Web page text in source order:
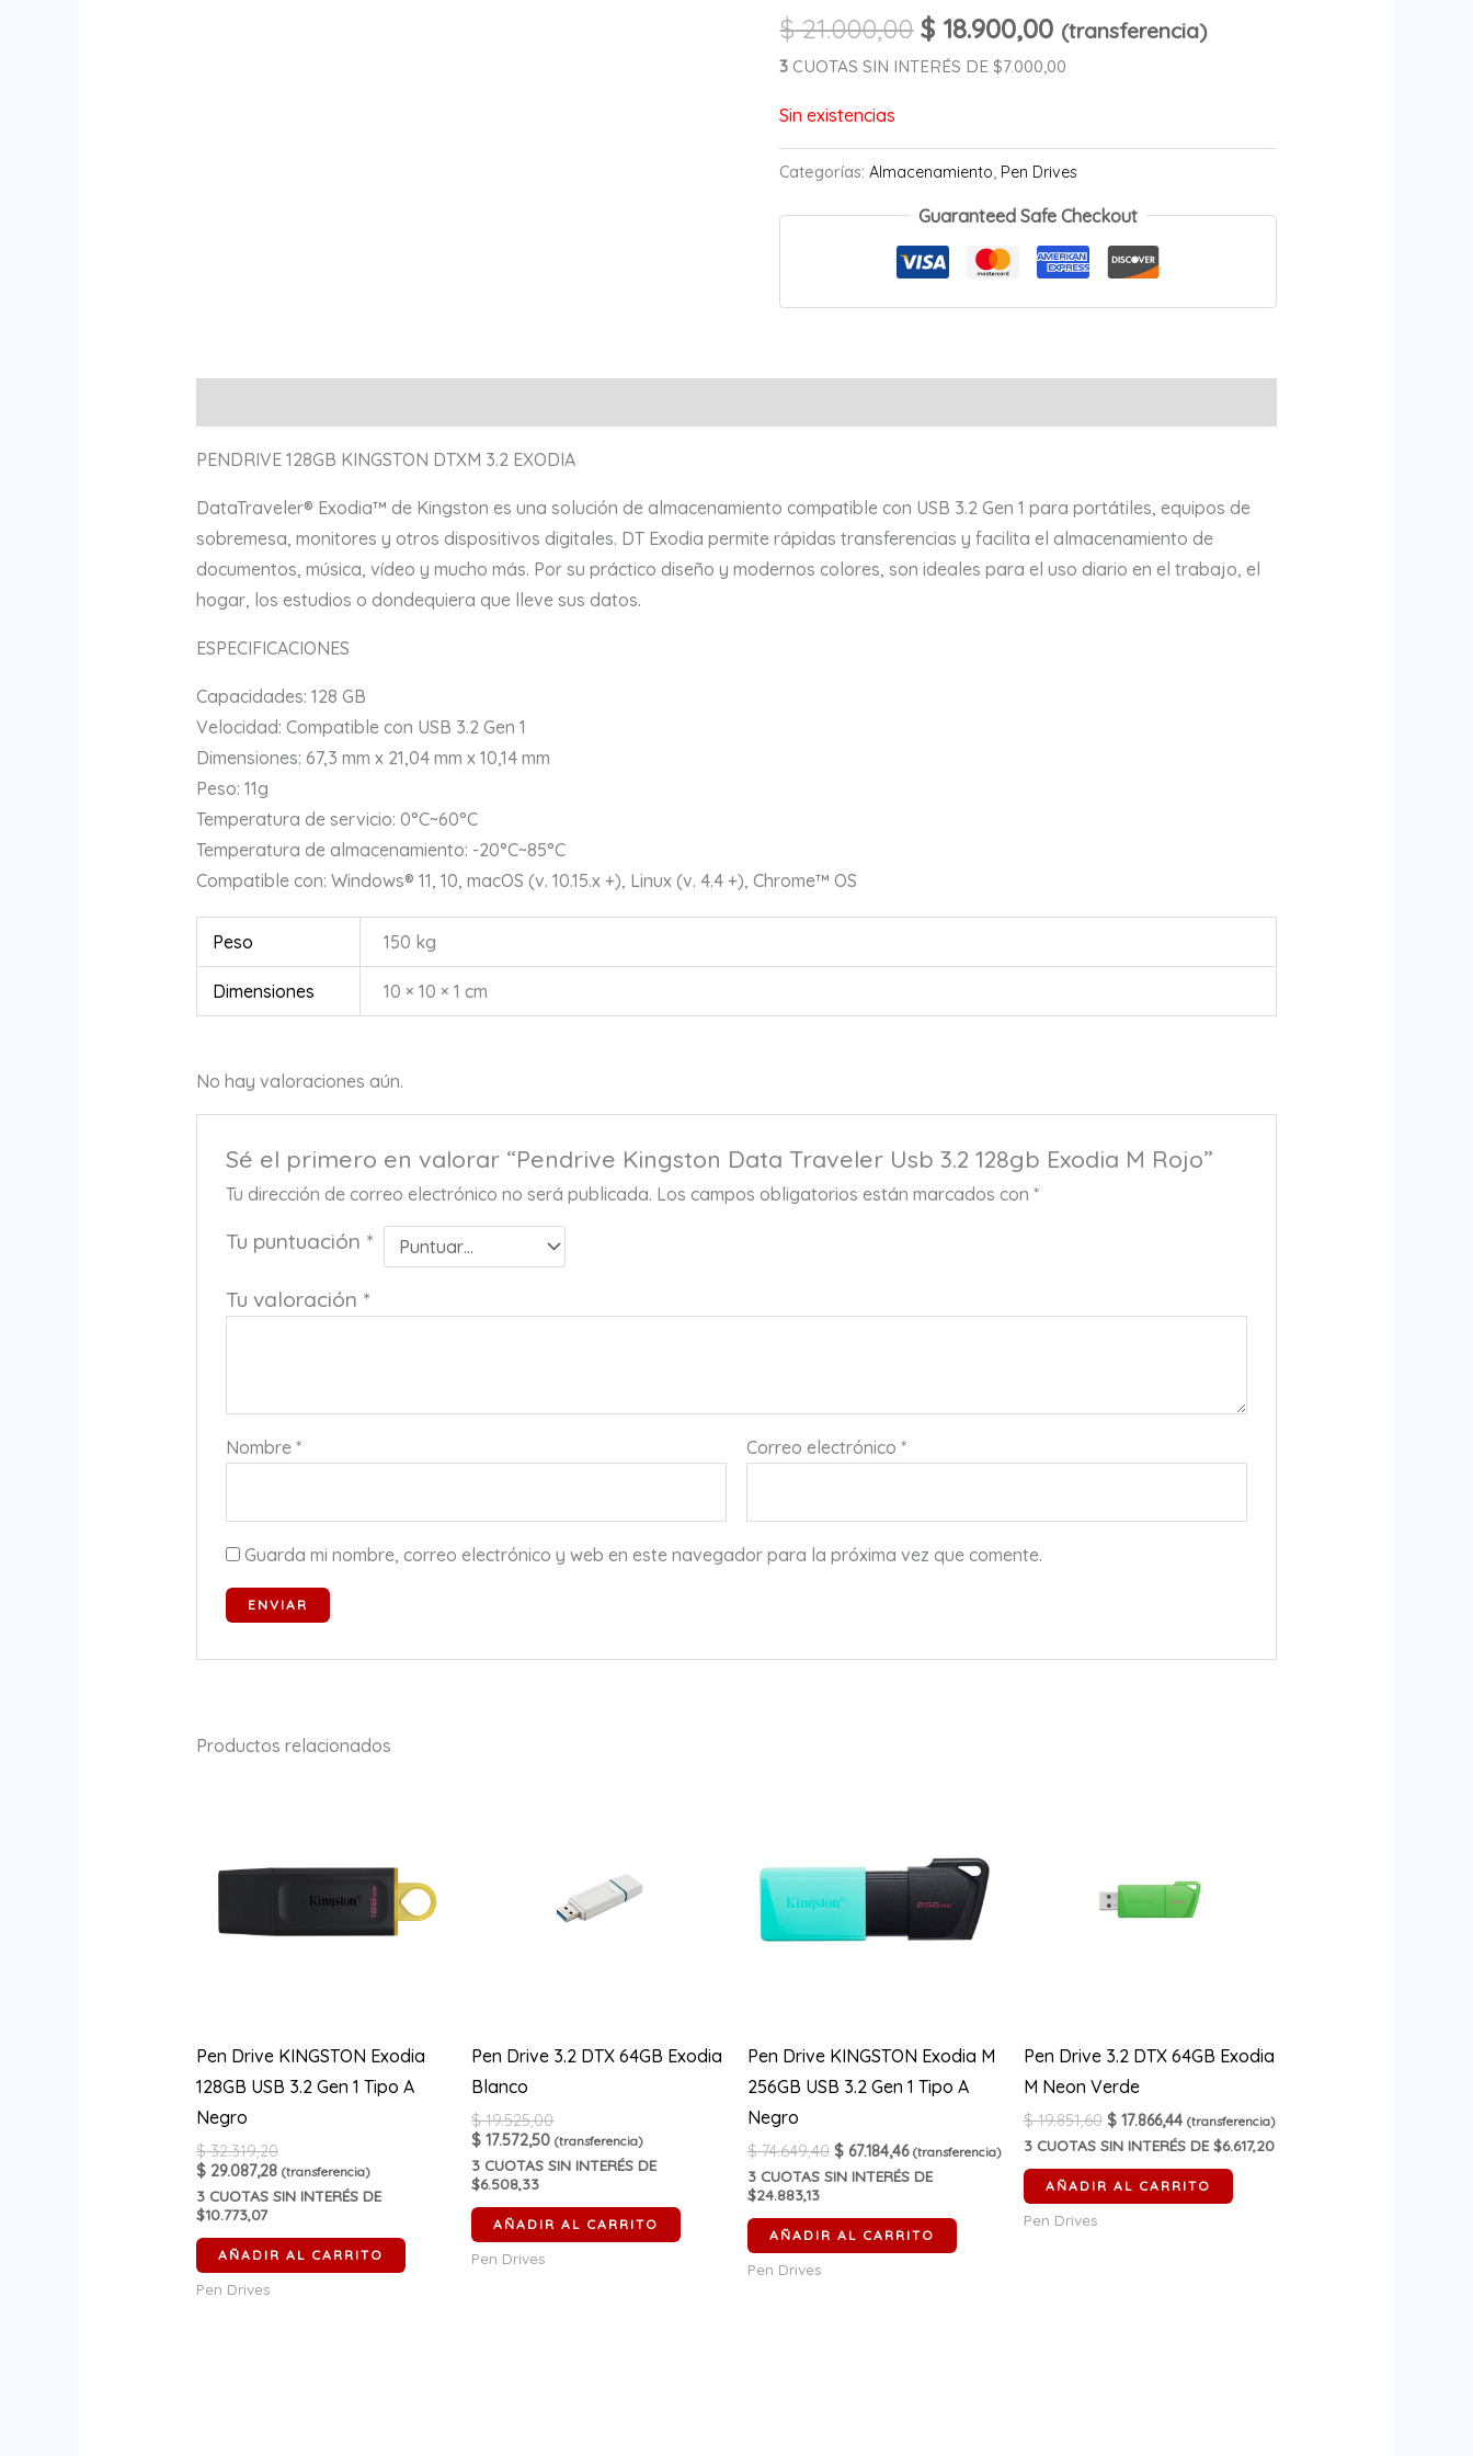
$21.000,00 $ 18.900,00 (transferencia)
3 CUOTAS SIN INTERÉS DE $7.000,00
Sin existencias
Categorías:Almacenamiento, Pen Drives
Guaranteed Safe Checkout
PENDRIVE 128GB KINGSTON DTXM 3.2 EXODIA
DataTraveler® Exodia™ de Kingston es una solución de almacenamiento compatible con USB 3.2 Gen 1 para portátiles, equipos de
sobremesa, monitores y otros dispositivos digitales. DT Exodia permite rápidas transferencias y facilita el almacenamiento de
documentos, música, vídeo y mucho más. Por su práctico diseño y modernos colores, son ideales para el uso diario en el trabajo, el
hogar, los estudios o dondequiera que lleve sus datos.
ESPECIFICACIONES
Capacidades: 128 GB
Velocidad: Compatible con USB 3.2 Gen 1
Dimensiones: 67,3 mm x 21,04 mm x 10,14 mm
Peso: 11g
Temperatura de servicio: 0°C~60°C
Temperatura de almacenamiento: -20°C~85°C
Compatible con: Windows® 11, 10, macOS (v. 10.15.x +), Linux (v. 4.4 +), Chrome™ OS
Peso 150 kg
Dimensiones 10 × 10 × 1 cm
No hay valoraciones aún.
Sé el primero en valorar “Pendrive Kingston Data Traveler Usb 3.2 128gb Exodia M Rojo”
Tu dirección de correo electrónico no será publicada. Los campos obligatorios están marcados con*
Tu puntuación *
Tu valoración *
Nombre* Correo electrónico*
Guarda mi nombre, correo electrónico y web en este navegador para la próxima vez que comente.
Productos relacionados
Pen Drive KINGSTON Exodia
128GB USB 3.2 Gen 1 Tipo A
Negro
$32.319,20
$29.087,28 (transferencia)
3CUOTAS SIN INTERÉS DE
$10.773,07
AÑADIR AL CARRITO
Pen Drives
Pen Drive 3.2 DTX 64GB Exodia
Blanco
$19.525,00
$ 17.572,50 (transferencia)
3 CUOTAS SIN INTERÉS DE
$6.508,33
AÑADIR AL CARRITO
Pen Drives
Pen Drive KINGSTON Exodia M
256GB USB 3.2 Gen 1 Tipo A
Negro
$74.649,40 $ 67.184,46 (transferencia)
3 CUOTAS SIN INTERÉS DE
$24.883,13
AÑADIR AL CARRITO
Pen Drives
Pen Drive 3.2 DTX 64GB Exodia
M Neon Verde
$19.851,60 $17.866,44 (transferencia)
3CUOTAS SIN INTERÉS DE $6.617,20
AÑADIR AL CARRITO
Pen Drives